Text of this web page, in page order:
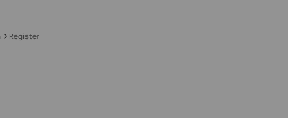
Register